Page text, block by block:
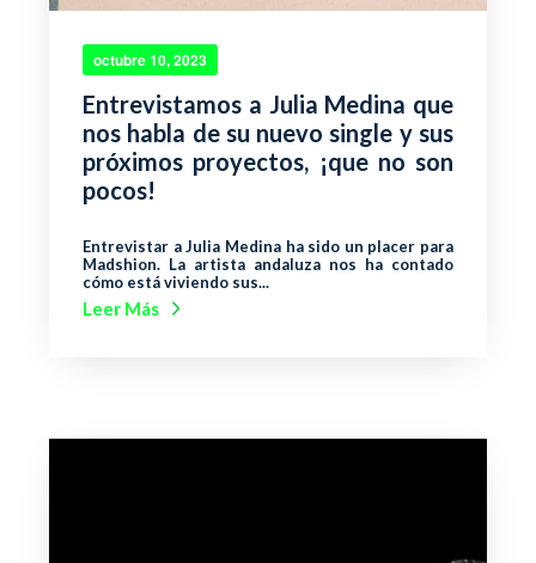
octubre 10, 2023
Entrevistamos a Julia Medina que
nos habla de su nuevo single y sus
próximos proyectos, ¡que no son
pocos!
Entrevistar a Julia Medina ha sido un placer para
Madshion. La artista andaluza nos ha contado
cómo está viviendo sus...
Leer Más